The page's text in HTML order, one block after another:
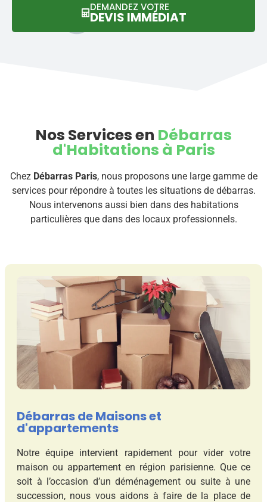
DEMANDEZ VOTRE
DEVIS IMMÉDIAT
Nos Services en Débarras
d'Habitations à Paris
Chez Débarras Paris, nous proposons une large gamme de
services pour répondre à toutes les situations de débarras.
Nous intervenons aussi bien dans des habitations
particulières que dans des locaux professionnels.
Débarras de Maisons et
d'appartements
Notre équipe intervient rapidement pour vider votre
maison ou appartement en région parisienne. Que ce
soit à l’occasion d’un déménagement ou suite à une
succession, nous vous aidons à faire de la place de